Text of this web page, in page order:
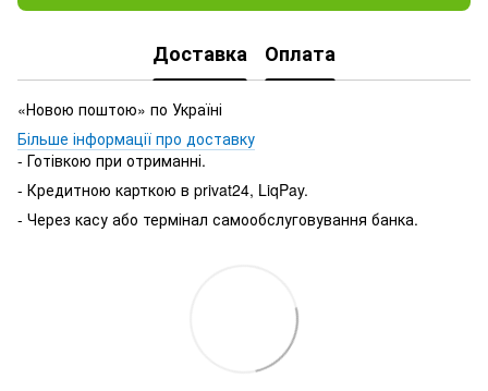
Доставка Оплата
«Новою поштою» по Україні
Більше інформації про доставку
- Готівкою при отриманні.
- Кредитною карткою в privat24, LiqPay.
- Через касу або термінал самообслуговування банка.